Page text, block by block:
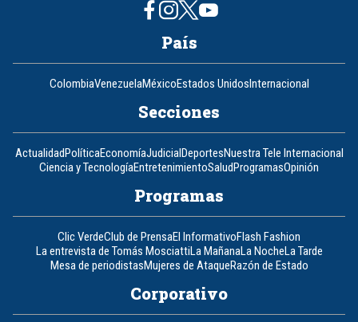
País
ColombiaVenezuelaMéxicoEstados UnidosInternacional
Secciones
ActualidadPolíticaEconomíaJudicialDeportesNuestra Tele Internacional
Ciencia y TecnologíaEntretenimientoSaludProgramasOpinión
Programas
Clic VerdeClub de PrensaEl InformativoFlash Fashion
La entrevista de Tomás MosciattiLa MañanaLa NocheLa Tarde
Mesa de periodistasMujeres de AtaqueRazón de Estado
Corporativo